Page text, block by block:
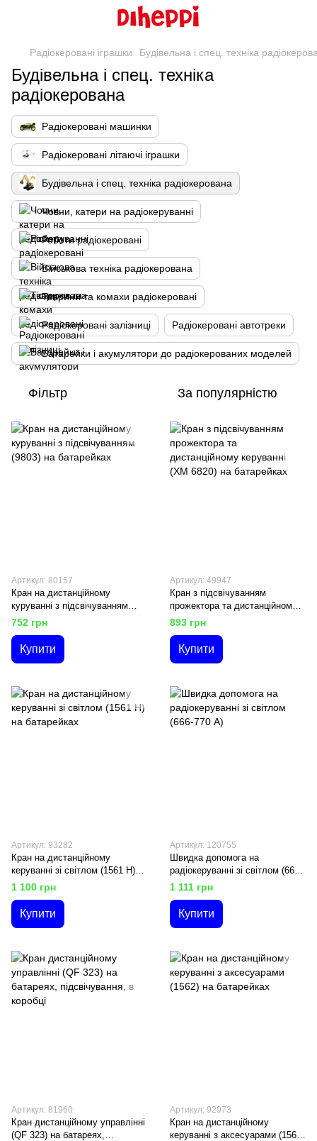
Радіокеровані іграшки Будівельна і спец. техніка
Будівельна і спец. техніка
радіокерована
Радіокеровані машинки
Радіокеровані літаючі іграшки
Будівельна і спец. техніка радіокерована
Човни, катери на радіокеруванні
Роботи радіокеровані
Військова техніка радіокерована
Тварини та комахи радіокеровані
Радіокеровані залізниці Радіокеровані автотреки
Батарейки і акумулятори до радіокерованих моделей
Фільтр За популярністю
Артикул: 80157
Кран на дистанційному
куруванні з підсвічуванням
(9803) на батарейках
752 грн
Купити
Артикул: 49947
Кран з підсвічуванням
прожектора та дистанційному
керуванні (ХМ 6820) на
батарейках
893 грн
Купити
Артикул: 93282
Кран на дистанційному
керуванні зі світлом (1561 H)
на батарейках
1 100 грн
Купити
Артикул: 120755
Швидка допомога на
радіокеруванні зі світлом (666-
770 A)
1 111 грн
Купити
Артикул: 81960
Кран дистанційному управлінні
(QF 323) на батареях,
Артикул: 92973
Кран на дистанційному
керуванні з аксесуарами (1562)